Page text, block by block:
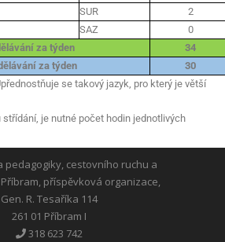
SUR
2
SAZ
0
za týden
34
za týden
30
se takový jazyk, pro který je větší
je nutné počet hodin jednotlivých
pedagogiky, cestovního ruchu a
příspěvková organizace,
Gen. R. Tesaříka 114
261 01 Příbram I
318 623 742